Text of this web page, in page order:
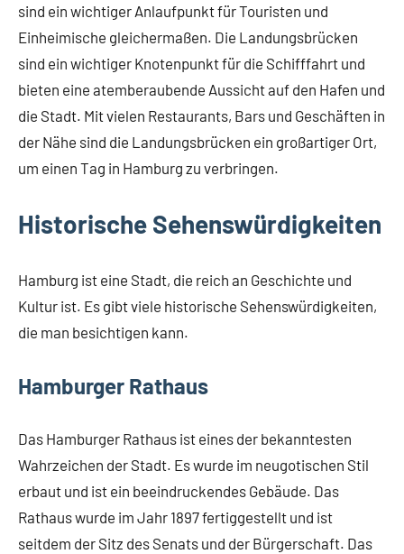
sind ein wichtiger Anlaufpunkt für Touristen und
Einheimische gleichermaßen. Die Landungsbrücken
sind ein wichtiger Knotenpunkt für die Schifffahrt und
bieten eine atemberaubende Aussicht auf den Hafen und
die Stadt. Mit vielen Restaurants, Bars und Geschäften in
der Nähe sind die Landungsbrücken ein großartiger Ort,
um einen Tag in Hamburg zu verbringen.
Historische Sehenswürdigkeiten
Hamburg ist eine Stadt, die reich an Geschichte und
Kultur ist. Es gibt viele historische Sehenswürdigkeiten,
die man besichtigen kann.
Hamburger Rathaus
Das Hamburger Rathaus ist eines der bekanntesten
Wahrzeichen der Stadt. Es wurde im neugotischen Stil
erbaut und ist ein beeindruckendes Gebäude. Das
Rathaus wurde im Jahr 1897 fertiggestellt und ist
seitdem der Sitz des Senats und der Bürgerschaft. Das